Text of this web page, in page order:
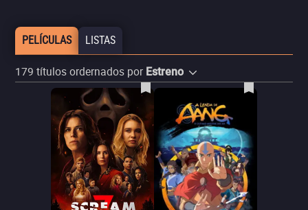
PELÍCULAS LISTAS
179 títulos ordernados por Estreno